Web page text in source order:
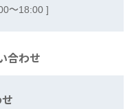
〜18:00 ]
合わせ